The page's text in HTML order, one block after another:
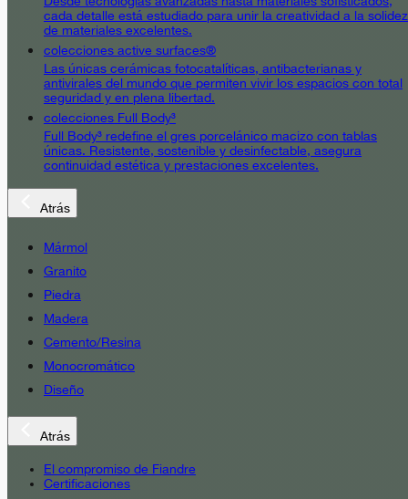
cada detalle está estudiado para unir la creatividad a la solidez
de materiales excelentes.
colecciones active surfaces®
Las únicas cerámicas fotocatalíticas, antibacterianas y
antivirales del mundo que permiten vivir los espacios con total
seguridad y en plena libertad.
colecciones Full Body³
Full Body³ redefine el gres porcelánico macizo con tablas
únicas. Resistente, sostenible y desinfectable, asegura
continuidad estética y prestaciones excelentes.
Atrás
Mármol
Granito
Piedra
Madera
Cemento/Resina
Monocromático
Diseño
Atrás
El compromiso de Fiandre
Certificaciones